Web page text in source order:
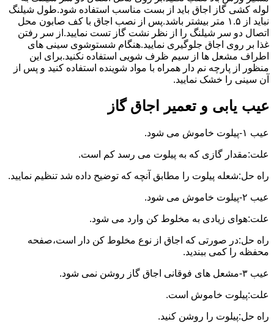
لوله کشی گاز اجاق باید از بست مناسب استفاده شود.طول شیلنگ
نباید از ۱.۵ متر بیشتر باشد.پس از نصب اجاق با کف صابون محل
اتصال دو سر شیلنگ را از نظر نشت گاز تست نمایید.از سر رفتن
غذا بر روی اجاق جلوگیری نمایید.هنگام شستوشوی سینی های
اطراف مشعل ها از سیم ظرف شویی استفاده نکنید.برای این
منظور از پارچه نم دار همراه با مواد شوینده استفاده کنید و پس از
آن سینی را خشک نمایید.
عیب یابی و تعمیر اجاق گاز
عیب ۱-پیلوت خاموش می شود.
علت:مقدار گازی که به پیلوت می رسد کم است.
راه حل:شعله پیلوت را مطابق آنچه که توضیح داده شد تنظیم نمایید.
عیب ۲-پیلوت خاموش می شود.
علت:هوای زیادی به مخلوط کن وارد می شود.
راه حل:در صورتی که اجاق از نوع مخلوط کن دار است،صفحه
محفظه را کمی ببندید.
عیب ۳-مشعل های فوقانی اجاق گاز روشن نمی شود.
علت:پیلوت خاموش است.
راه حل:پیلوت را روشن کنید.